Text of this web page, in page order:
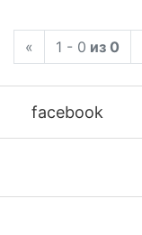
« 1 - 0 из 0
facebook